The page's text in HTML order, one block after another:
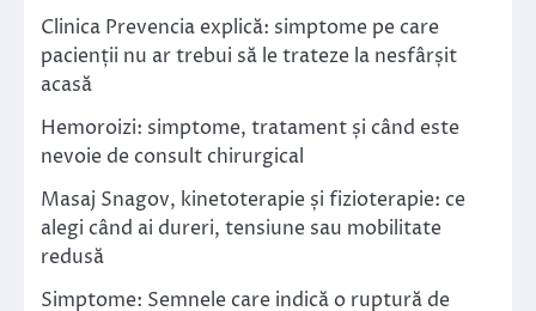
Clinica Prevencia explică: simptome pe care
pacienții nu ar trebui să le trateze la nesfârșit
acasă
Hemoroizi: simptome, tratament și când este
nevoie de consult chirurgical
Masaj Snagov, kinetoterapie și fizioterapie: ce
alegi când ai dureri, tensiune sau mobilitate
redusă
Simptome: Semnele care indică o ruptură de